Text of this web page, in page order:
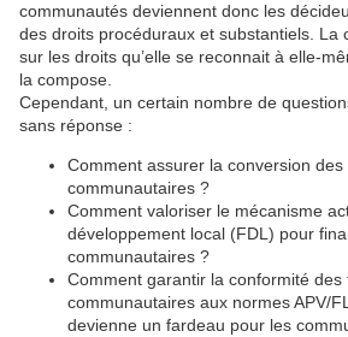
communautés deviennent donc les
des droits procéduraux et substantiels. La
sur les droits qu’elle se reconnait à elle-
la compose.
Cependant, un certain nombre de
sans réponse :
Comment assurer la conversion des
communautaires ?
Comment valoriser le mécanisme
développement local (FDL) pour
communautaires ?
Comment garantir la conformité des
communautaires aux normes APV/
devienne un fardeau pour les